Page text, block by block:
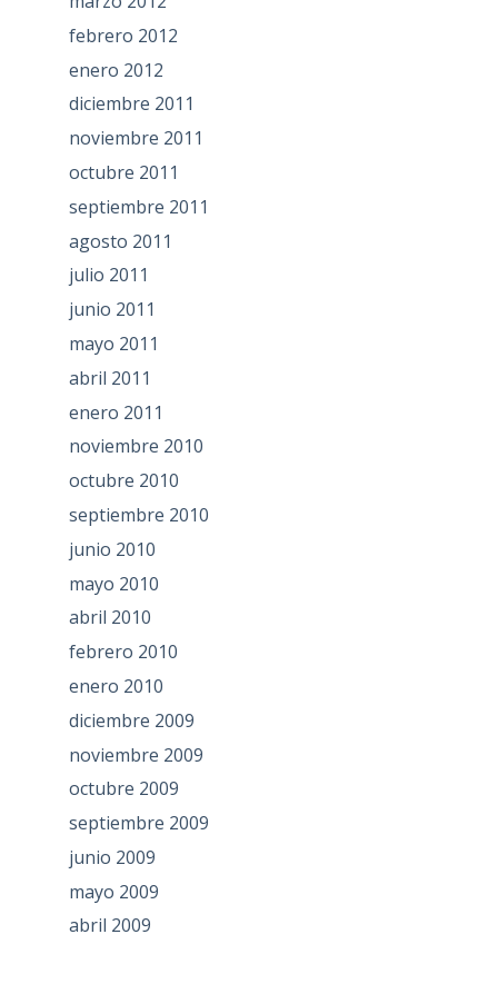
febrero 2012
enero 2012
diciembre 2011
noviembre 2011
octubre 2011
septiembre 2011
agosto 2011
julio 2011
junio 2011
mayo 2011
abril 2011
enero 2011
noviembre 2010
octubre 2010
septiembre 2010
junio 2010
mayo 2010
abril 2010
febrero 2010
enero 2010
diciembre 2009
noviembre 2009
octubre 2009
septiembre 2009
junio 2009
mayo 2009
abril 2009